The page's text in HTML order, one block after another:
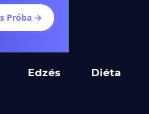
Próba →
Edzés Diéta